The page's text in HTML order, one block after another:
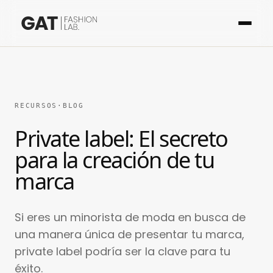
RECURSOS · BLOG
Private label: El secreto
para la creación de tu
marca
Si eres un minorista de moda en busca de
una manera única de presentar tu marca,
private label podría ser la clave para tu
éxito.